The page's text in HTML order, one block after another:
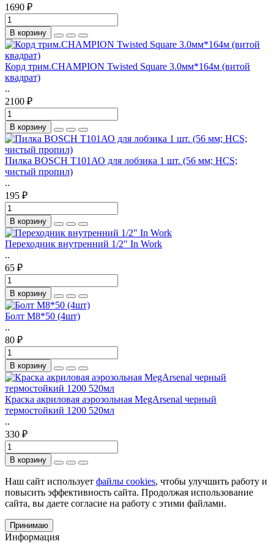
1690 ₽
В корзину
Корд трим.CHAMPION Twisted Square 3.0мм*164м (витой
квадрат)
..
2100 ₽
В корзину
Пилка BOSCH T101АО для лобзика 1 шт. (56 мм; HCS;
чистый пропил)
..
195 ₽
В корзину
Переходник внутренний 1/2" In Work
..
65 ₽
В корзину
Болт М8*50 (4шт)
..
80 ₽
В корзину
Краска акриловая аэрозольная MegArsenal черный
термостойкий 1200 520мл
..
330 ₽
В корзину
Наш сайт использует файлы cookies, чтобы улучшить работу и
повысить эффективность сайта. Продолжая использование
сайта, вы даете согласие на работу с этими файлами.
Принимаю
Информация